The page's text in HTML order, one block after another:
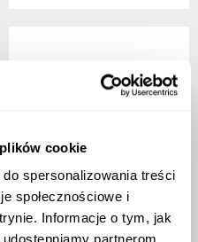
cookie
spersonalizowania treści
społecznościowe i
Informacje o tym, jak